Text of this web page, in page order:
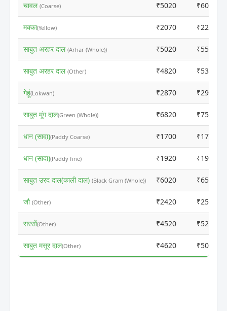
चावल (Coarse) ₹5020 ₹6000
मक्का(Yellow) ₹2070 ₹2250
साबुत अरहर दाल (Arhar (Whole)) ₹5020 ₹5500
साबुत अरहर दाल (Other) ₹4820 ₹5300
गेहूं(Lokwan) ₹2870 ₹2900
साबुत मूंग दाल(Green (Whole)) ₹6820 ₹7500
धान (सादा)(Paddy Coarse) ₹1700 ₹1700
धान (सादा)(Paddy fine) ₹1920 ₹1950
साबुत उरद दाल(काली दाल) (Black Gram (Whole)) ₹6020 ₹6500
जौ (Other) ₹2420 ₹2500
सरसों(Other) ₹4520 ₹5200
साबुत मसूर दाल(Other) ₹4620 ₹5000